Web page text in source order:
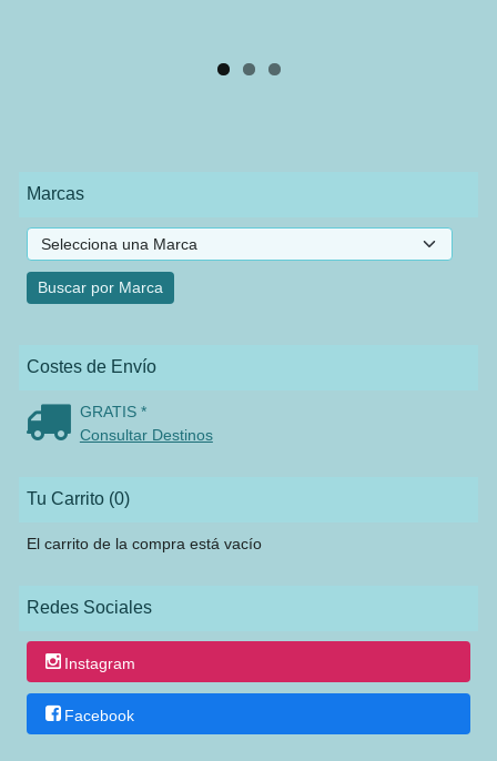
Marcas
Costes de Envío
GRATIS *
Consultar Destinos
Tu Carrito (0)
El carrito de la compra está vacío
Redes Sociales
Instagram
Facebook